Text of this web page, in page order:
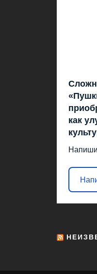
как